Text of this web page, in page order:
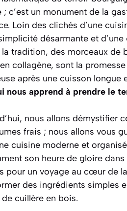
; c’est un monument de la
Loin des clichés d’une
désarmante et
la tradition, des morceaux de
collagène, sont la
après une cuisson longue
nous apprend à prendre le
nous allons démystifier
frais ; nous allons vous
cuisine moderne et
son heure de gloire
pour un voyage au cœur de
des ingrédients simples
cuillère en bois.